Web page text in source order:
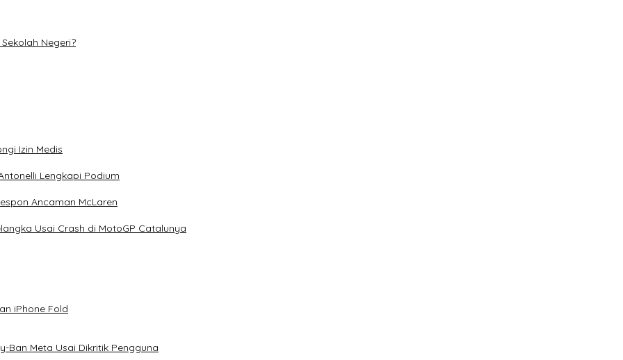
Negeri?
Izin Medis
Lengkapi Podium
Ancaman McLaren
Usai Crash di MotoGP Catalunya
iPhone Fold
Ban Meta Usai Dikritik Pengguna